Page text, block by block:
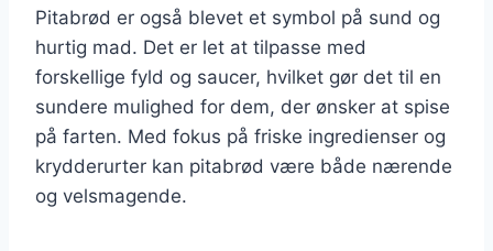
Pitabrød er også blevet et symbol på sund og
hurtig mad. Det er let at tilpasse med
forskellige fyld og saucer, hvilket gør det til en
sundere mulighed for dem, der ønsker at spise
på farten. Med fokus på friske ingredienser og
krydderurter kan pitabrød være både nærende
og velsmagende.